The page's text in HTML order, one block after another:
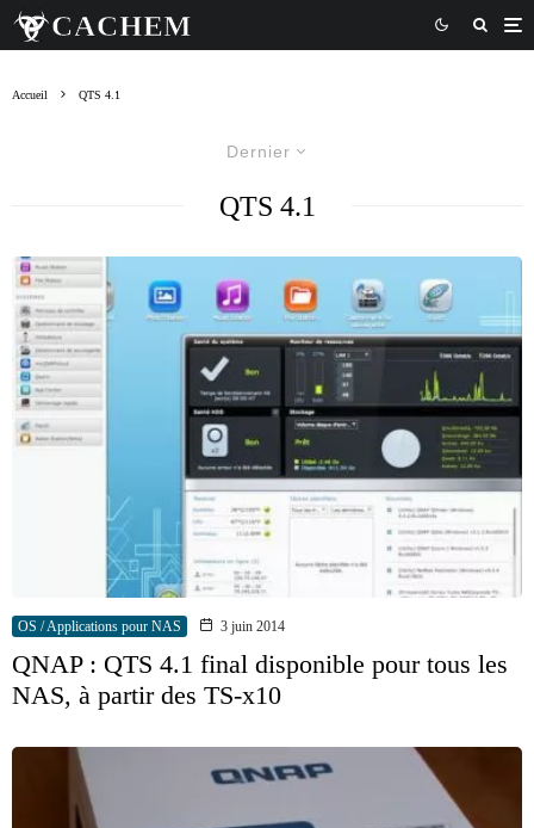
Accueil QTS 4.1
Dernier
QTS 4.1
OS / Applications pour NAS 3 juin 2014
QNAP : QTS 4.1 final disponible pour tous les
NAS, à partir des TS-x10